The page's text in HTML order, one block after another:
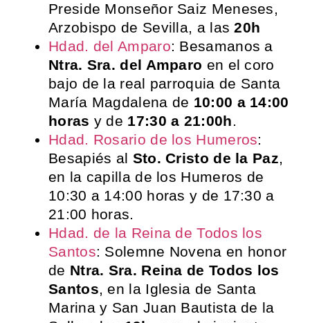
Preside Monseñor Saiz Meneses,
Arzobispo de Sevilla, a las20h
Hdad. del Amparo: Besamanos a
Ntra. Sra. del Amparo en el coro
bajo de la real parroquia de Santa
María Magdalena de 10:00 a 14:00
horas y de 17:30 a 21:00h.
Hdad. Rosario de los Humeros:
Besapiés al Sto. Cristo de la Paz,
en la capilla de los Humeros de
10:30 a 14:00 horas y de 17:30 a
21:00 horas.
Hdad. de la Reina de Todos los
Santos: Solemne Novena en honor
de Ntra. Sra. Reina de Todos los
Santos, en la Iglesia de Santa
Marina y San Juan Bautista de la